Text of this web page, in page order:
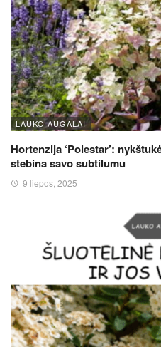
LAUKO AUGALAI
Hortenzija ‘Polestar’:
stebina savo subtilumu
9 liepos, 2025